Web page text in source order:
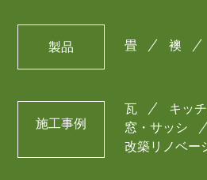
製品 畳 襖
施工事例
瓦 キッ
窓・サッシ
改築リノベー